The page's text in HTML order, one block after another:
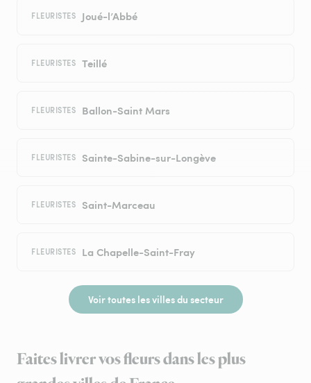
FLEURISTES Joué-l’Abbé
FLEURISTES Teillé
FLEURISTES Ballon-Saint Mars
FLEURISTES Sainte-Sabine-sur-Longève
FLEURISTES Saint-Marceau
FLEURISTES La Chapelle-Saint-Fray
Voir toutes les villes du secteur
Faites livrer vos fleurs dans les plus